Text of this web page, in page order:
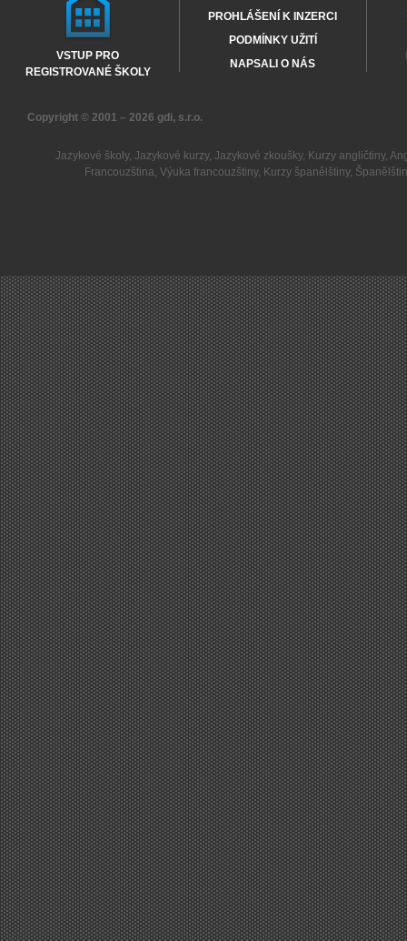
VSTUP PRO
REGISTROVANÉ ŠKOLY
PROHLÁŠENÍ K INZERCI
PODMÍNKY UŽITÍ
NAPSALI O NÁS
Copyright © 2001 – 2026 gdi, s.r.o.
Jazykové školy, Jazykové kurzy, Jazykové zkoušky, Kurzy angličtiny,
Francouzština,Výuka francouzštiny, Kurzy španělštiny,